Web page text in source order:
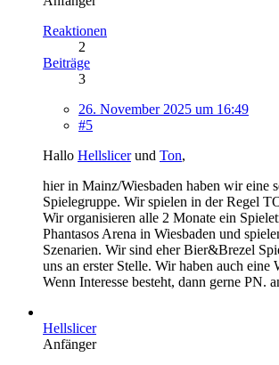
Reaktionen
2
Beiträge
3
26. November 2025 um 16:49
#5
Hallo Hellslicerund Ton,
hier in Mainz/Wiesbaden haben wir eine
Spielegruppe. Wir spielen in der Regel
Wir organisieren alle 2 Monate ein
Phantasos Arena in Wiesbaden und
Szenarien. Wir sind eher Bier&Brezel
uns an erster Stelle. Wir haben auch eine
Wenn Interesse besteht, dann gerne PN.
Hellslicer
Anfänger